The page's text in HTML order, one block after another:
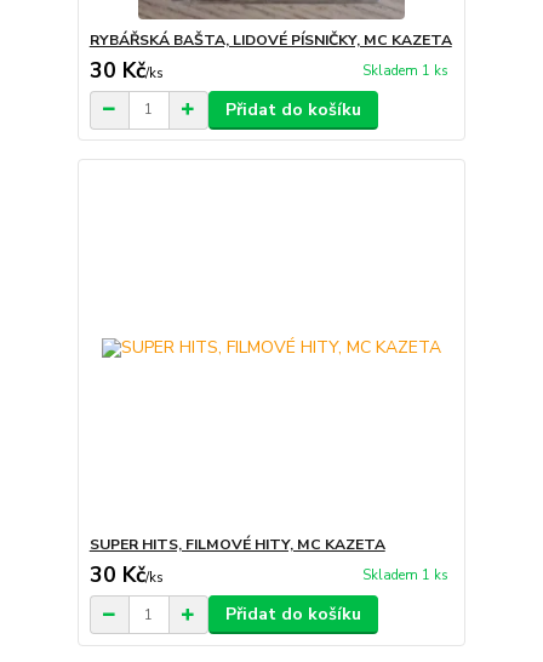
RYBÁŘSKÁ BAŠTA, LIDOVÉ PÍSNIČKY, MC KAZETA
30 Kč/ks Skladem 1 ks
Přidat do košíku
SUPER HITS, FILMOVÉ HITY, MC KAZETA
30 Kč/ks Skladem 1 ks
Přidat do košíku